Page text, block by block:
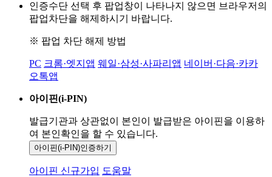
인증수단 선택 후 팝업창이 나타나지 않으면 브라우저의
팝업차단을 해제하시기 바랍니다.
※ 팝업 차단 해제 방법
PC 크롬·엣지앱 웨일·삼성·사파리앱 네이버·다음·카카
오톡앱
아이핀(i-PIN)
발급기관과 상관없이 본인이 발급받은 아이핀을 이용하
여 본인확인을 할 수 있습니다.
아이핀(i-PIN)인증하기
아이핀 신규가입 도움말